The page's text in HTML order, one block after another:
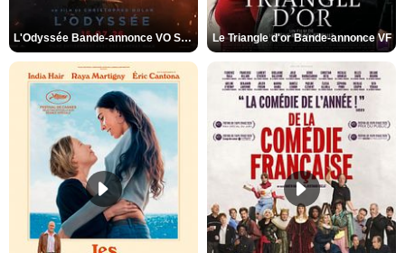
L'Odyssée Bande-annonce VO STFR Le Triangle d'or Bande-annonce VF